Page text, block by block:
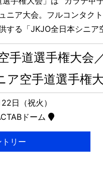
ニア大会。フルコンタク
する「JKJO全日本シニア
手道選手権大会
ア空手道選手権
日（祝火）
ドーム
トリー